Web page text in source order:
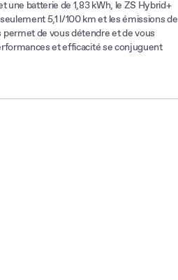
batterie de 1,83 kWh, le ZS Hybrid+
5,1 l/100 km et les émissions de
permet de vous détendre et de vous
et efficacité se conjuguent